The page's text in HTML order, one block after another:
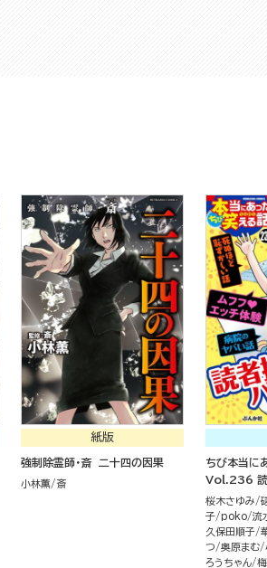
紙版
強制除霊師・斎 二十四の因果
小林薫 斎
ちび本当に
Vol.236 読
桜木さゆみ
子
poko 流
久保田順子
つ
奥原まむ
ろうちゃん